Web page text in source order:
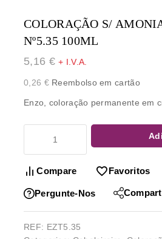
COLORAÇÃO S/
Nº5.35 100ML
5,16 € + I.V.A.
0,26 €Reembolso em cartão
Enzo, coloração permanente em
Compare Favoritos
Pergunte-Nos
REF: EZT5.35